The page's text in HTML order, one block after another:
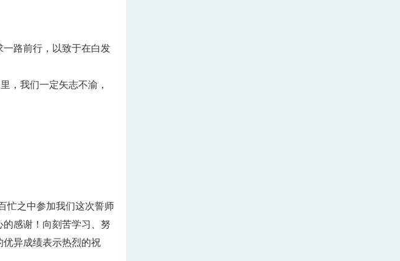
路前行，以致于在白发
，我们一定矢志不渝，
忙之中参加我们这次誓师
感谢！向刻苦学习、努
异成绩表示热烈的祝